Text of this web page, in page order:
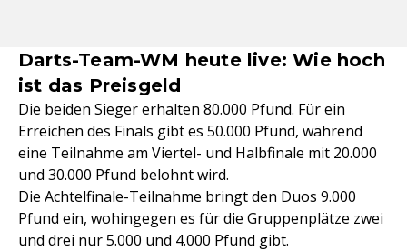
Darts-Team-WM heute live: Wie hoch
ist das Preisgeld
Die beiden Sieger erhalten 80.000 Pfund. Für ein
Erreichen des Finals gibt es 50.000 Pfund, während
eine Teilnahme am Viertel- und Halbfinale mit 20.000
und 30.000 Pfund belohnt wird.
Die Achtelfinale-Teilnahme bringt den Duos 9.000
Pfund ein, wohingegen es für die Gruppenplätze zwei
und drei nur 5.000 und 4.000 Pfund gibt.